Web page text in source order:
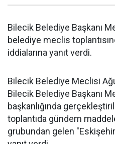
Bilecik Belediye Başkanı
belediye meclis
iddialarına yanıt verdi.
Bilecik Belediye Meclisi
Bilecik Belediye Başkanı
başkanlığında
toplantıda gündem
grubundan gelen